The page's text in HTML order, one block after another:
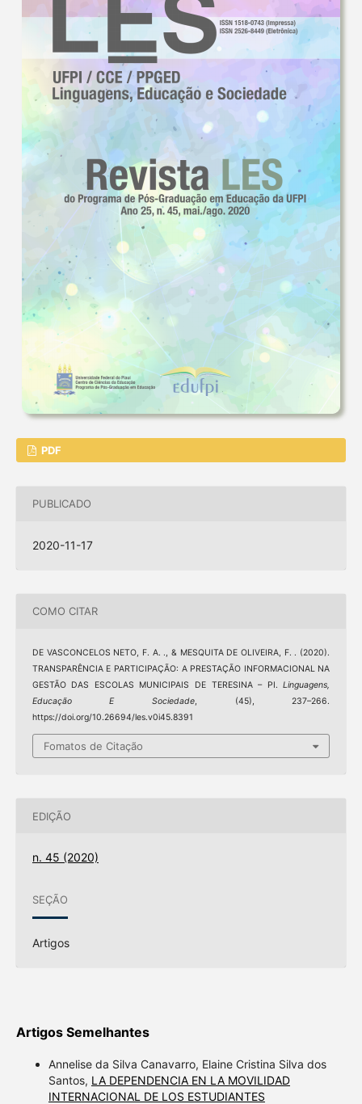
PDF
PUBLICADO
2020-11-17
COMO CITAR
DE VASCONCELOS NETO, F. A. ., & MESQUITA DE OLIVEIRA, F. . (2020).
TRANSPARÊNCIA E PARTICIPAÇÃO: A PRESTAÇÃO INFORMACIONAL NA
GESTÃO DAS ESCOLAS MUNICIPAIS DE TERESINA – PI.Linguagens,
Educação E Sociedade, (45), 237–266.
https://doi.org/10.26694/les.v0i45.8391
Fomatos de Citação
EDIÇÃO
n. 45 (2020)
SEÇÃO
Artigos
Artigos Semelhantes
Annelise da Silva Canavarro, Elaine Cristina Silva dos
Santos, LA DEPENDENCIA EN LA MOVILIDAD
INTERNACIONAL DE LOS ESTUDIANTES